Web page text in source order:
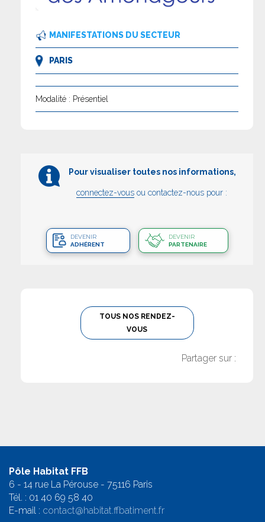
MANIFESTATIONS DU SECTEUR
PARIS
Modalité : Présentiel
Pour visualiser toutes nos informations,
connectez-vous ou contactez-nous pour :
DEVENIR
ADHÉRENT
DEVENIR
PARTENAIRE
TOUS NOS RENDEZ-
VOUS
Partager sur :
Pôle Habitat FFB
6 - 14 rue La Pérouse - 75116 Paris
Tél. : 01 40 69 58 40
E-mail : contact@habitat.ffbatiment.fr